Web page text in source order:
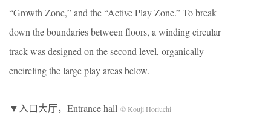
“Growth Zone,” and the “Active Play Zone.” To break
down the boundaries between floors, a winding circular
track was designed on the second level, organically
encircling the large play areas below.
▼入口大厅，Entrance hall © Kouji Horiuchi